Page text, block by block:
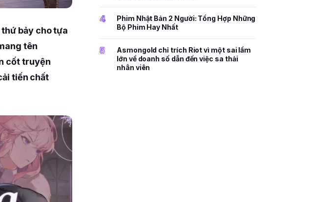
bảy cho tựa
mang tên
cốt truyện
tiến chất
4
Phim Nhật Bản 2 Người: Tổng Hợp Những
Bộ Phim Hay Nhất
5
Asmongold chỉ trích Riot vì một sai lầm
lớn về doanh số dẫn đến việc sa thải
nhân viên